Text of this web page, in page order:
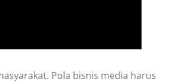
Pola bisnis media harus